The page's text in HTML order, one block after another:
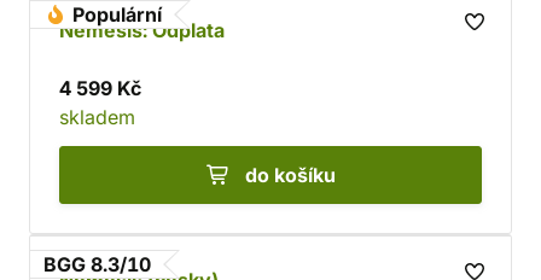
Populární
Nemesis: Odplata
4 599 Kč
skladem
do košíku
BGG 8.3/10